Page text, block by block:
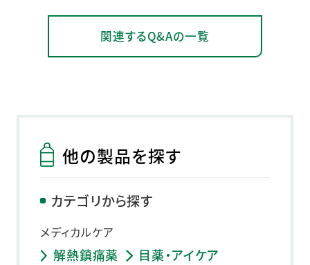
関連するQ&Aの一覧
他の製品を探す
カテゴリから探す
メディカルケア
解熱鎮痛薬
目薬・アイケア